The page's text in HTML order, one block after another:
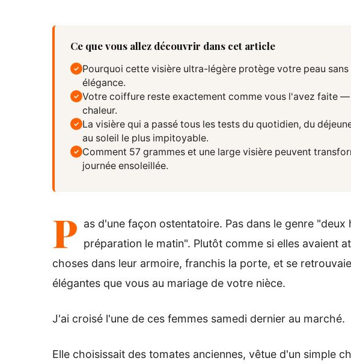
Ce que vous allez découvrir dans cet article
✓ Pourquoi cette visière ultra-légère protège votre peau
élégance.
✓ Votre coiffure reste exactement comme vous l'avez faite —
chaleur.
✓ La visière qui a passé tous les tests du quotidien, du
au soleil le plus impitoyable.
✓ Comment 57 grammes et une large visière peuvent
journée ensoleillée.
P as d'une façon ostentatoire. Pas dans le genre "deux
préparation le matin". Plutôt comme si elles avaient
choses dans leur armoire, franchis la porte, et se
élégantes que vous au mariage de votre nièce.
J'ai croisé l'une de ces femmes samedi dernier au marché.
Elle choisissait des tomates anciennes, vêtue d'un simple